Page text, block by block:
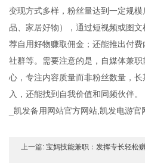
变现方式多样，粉丝量达到一定规
品、家居好物），通过短视频或图
荐自用好物赚取佣金；还能推出付
社群等。需要注意的是，自媒体兼
心，专注内容质量而非粉丝数量，
入，还能找到自我价值和同频伙伴。
_凯发备用网站官方网站,凯发电游官
上一篇: 宝妈技能兼职：发挥专长轻松